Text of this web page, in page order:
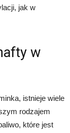
jak w
w
istnieje wiele
rodzajem
które jest